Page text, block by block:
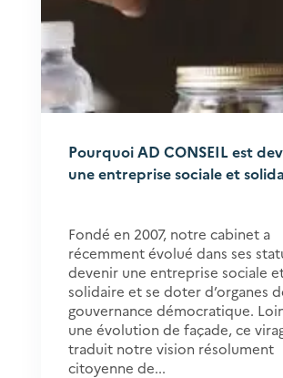
Pourquoi AD CONSEIL est
une entreprise sociale et
Fondé en 2007, notre cabinet a
récemment évolué dans ses
devenir une entreprise sociale
solidaire et se doter d’organes
gouvernance démocratique.
une évolution de façade, ce
traduit notre vision résolument
citoyenne de...